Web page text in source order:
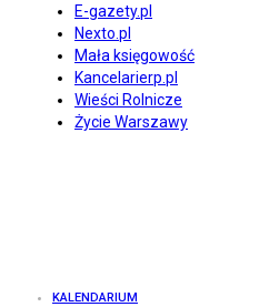
E-gazety.pl
Nexto.pl
Mała księgowość
Kancelarierp.pl
Wieści Rolnicze
Życie Warszawy
KALENDARIUM